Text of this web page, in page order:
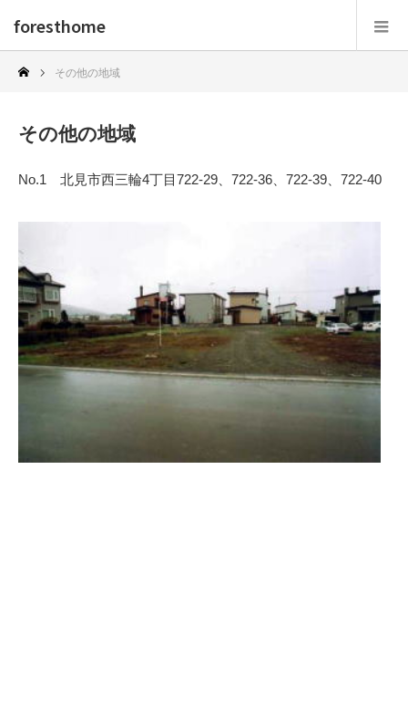
foresthome
その他の地域
その他の地域
No.1 北見市西三輪4丁目722-29、722-36、722-39、722-40